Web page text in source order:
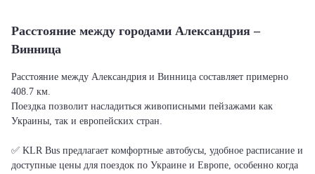
Расстояние между городами Александрия –
Винница
Расстояние между Александрия и Винница составляет примерно
408.7 км.
Поездка позволит насладиться живописными пейзажами как
Украины, так и европейских стран.
✅ KLR Bus предлагает комфортные автобусы, удобное расписание и
доступные цены для поездок по Украине и Европе, особенно когда